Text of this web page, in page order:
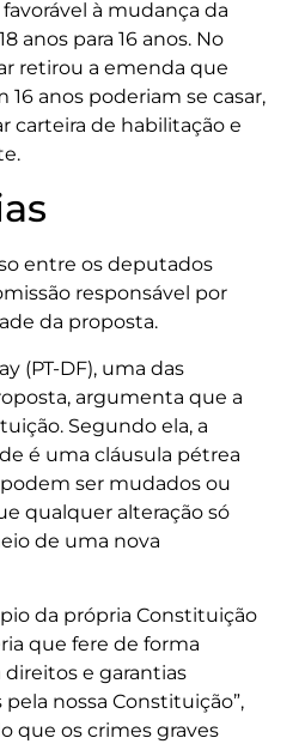
à mudança da
anos para 16 anos. No
retirou a emenda que
anos poderiam se casar,
carteira de habilitação e
entre os deputados
responsável por
da proposta.
(PT-DF), uma das
argumenta que a
Segundo ela, a
é uma cláusula pétrea
ser mudados ou
qualquer alteração só
de uma nova
da própria Constituição
que fere de forma
e garantias
nossa Constituição”,
que os crimes graves